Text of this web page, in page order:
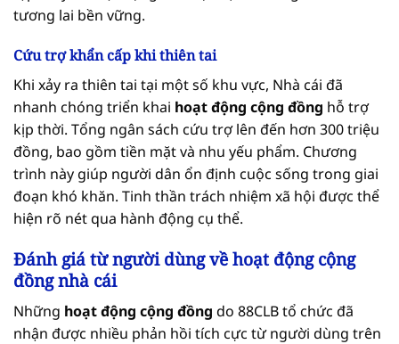
tương lai bền vững.
Cứu trợ khẩn cấp khi thiên tai
Khi xảy ra thiên tai tại một số khu vực, Nhà cái đã
nhanh chóng triển khai hoạt động cộng đồng hỗ trợ
kịp thời. Tổng ngân sách cứu trợ lên đến hơn 300 triệu
đồng, bao gồm tiền mặt và nhu yếu phẩm. Chương
trình này giúp người dân ổn định cuộc sống trong giai
đoạn khó khăn. Tinh thần trách nhiệm xã hội được thể
hiện rõ nét qua hành động cụ thể.
Đánh giá từ người dùng về hoạt động cộng
đồng nhà cái
Những hoạt động cộng đồng do 88CLB tổ chức đã
nhận được nhiều phản hồi tích cực từ người dùng trên